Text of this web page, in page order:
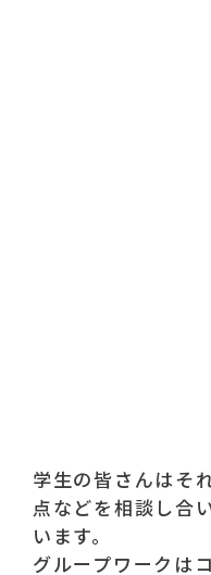
学生の皆さんはそ
点などを相談し合
います。
グループワークは